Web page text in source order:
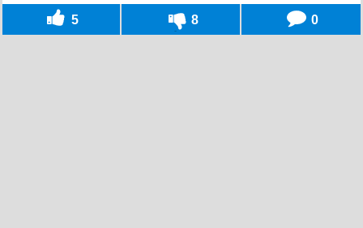
5 8 0